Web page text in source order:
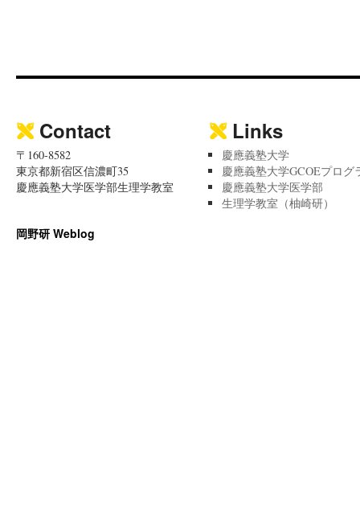
Contact
〒160-8582
東京都新宿区信濃町35
慶應義塾大学医学部生理学教室
Links
慶應義塾大学
慶應義塾大学GCOEプログ
慶應義塾大学医学部
生理学教室（柚崎研）
岡野研 Weblog